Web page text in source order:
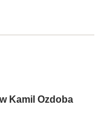
Kamil Ozdoba